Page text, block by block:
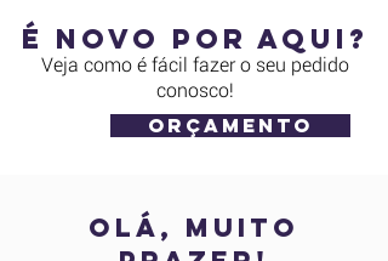
é novo por aqui?
Veja como é fácil fazer o seu pedido
conosco!
ORÇAMENTO
Olá, muito